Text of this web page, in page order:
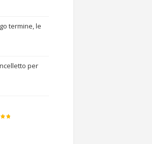
termine, le
per